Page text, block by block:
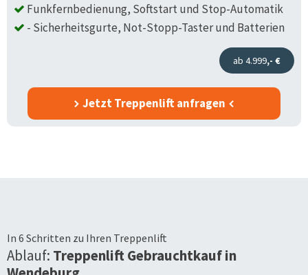
Funkfernbedienung, Softstart und Stop-Automatik
- Sicherheitsgurte, Not-Stopp-Taster und Batterien
ab 4.999,- €
Jetzt Treppenlift anfragen
In 6 Schritten zu Ihren Treppenlift
Ablauf: Treppenlift Gebrauchtkauf in